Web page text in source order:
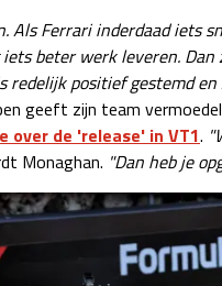
Als Ferrari inderdaad iets
beter werk leveren.
redelijk positief gestemd
geeft zijn team
over de 'release' in VT1.
Monaghan. "Dan heb je